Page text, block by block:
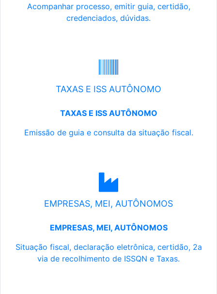
Acompanhar processo, emitir guia, certidão,
credenciados, dúvidas.
TAXAS E ISS AUTÔNOMO
TAXAS E ISS AUTÔNOMO
Emissão de guia e consulta da situação fiscal.
EMPRESAS, MEI, AUTÔNOMOS
EMPRESAS, MEI, AUTÔNOMOS
Situação fiscal, declaração eletrônica, certidão, 2a
via de recolhimento de ISSQN e Taxas.